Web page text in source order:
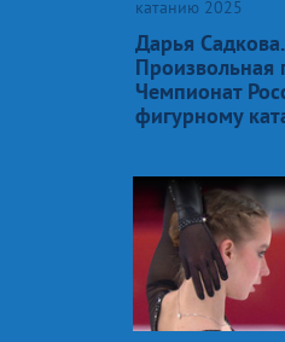
катанию 2025
Дарья Садкова.
Произвольная
Чемпионат
фигурному